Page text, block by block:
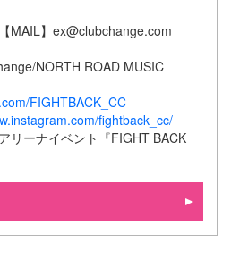
MAIL】ex@clubchange.com
NORTH ROAD MUSIC
FIGHTBACK_CC
fightback_cc/
リーナイベント『FIGHT BACK